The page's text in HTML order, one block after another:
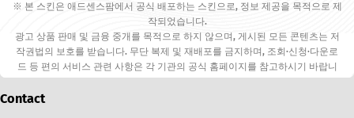
※ 본 스킨은 애드센스팜에서 공식 배포하는 스킨으로, 정보 제공을 목적으로 제
작되었습니다.
광고 상품 판매 및 금융 중개를 목적으로 하지 않으며, 게시된 모든 콘텐츠는 저
작권법의 보호를 받습니다. 무단 복제 및 재배포를 금지하며, 조회·신청·다운로
드 등 편의 서비스 관련 사항은 각 기관의 공식 홈페이지를 참고하시기 바랍니
Contact